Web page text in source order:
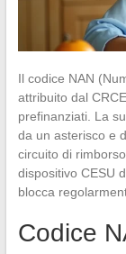
Il codice NAN
attribuito dal
prefinanziati. La
da un asterisco e
circuito di
dispositivo CESU
blocca
Codice